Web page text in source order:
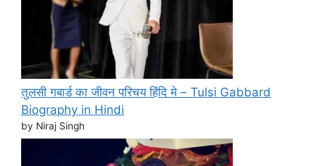
तुलसी गबार्ड का जीवन परिचय हिंदि मे – Tulsi Gabbard
Biography in Hindi
by Niraj Singh